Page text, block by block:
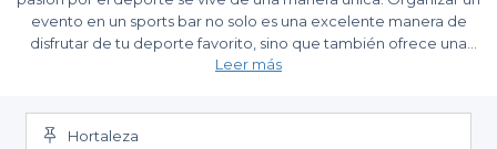
evento en un sports bar no solo es una excelente manera de
disfrutar de tu deporte favorito, sino que también ofrece una
atmósfera animada y social que potencie cualquier celebración.
simplemente una reunión entre amigos para disfrutar de un
deporte, un sports bar es el lugar ideal para hacerlo.
Ventajas de Elegir Privateaser para Tu Reserva
Al utilizar la plataforma de Privateaser, la organización de tu
Leer más
Hortaleza